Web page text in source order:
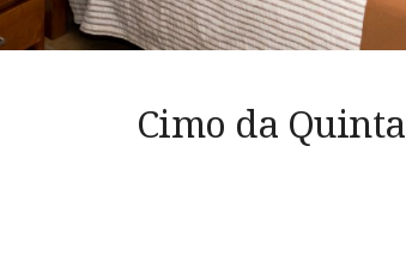
Cimo da Quinta